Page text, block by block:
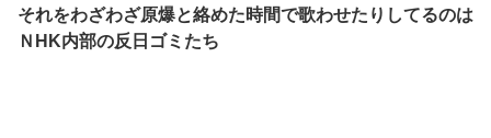
それをわざわざ原爆と絡めた時間で歌わせたりしてるのは
ＮHK内部の反日ゴミたち